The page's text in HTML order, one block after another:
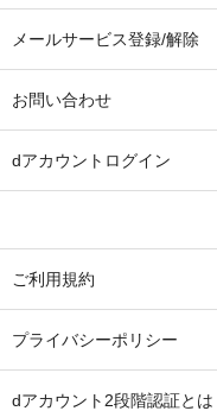
メールサービス登録/解除
お問い合わせ
dアカウントログイン
ご利用規約
プライバシーポリシー
dアカウント2段階認証とは